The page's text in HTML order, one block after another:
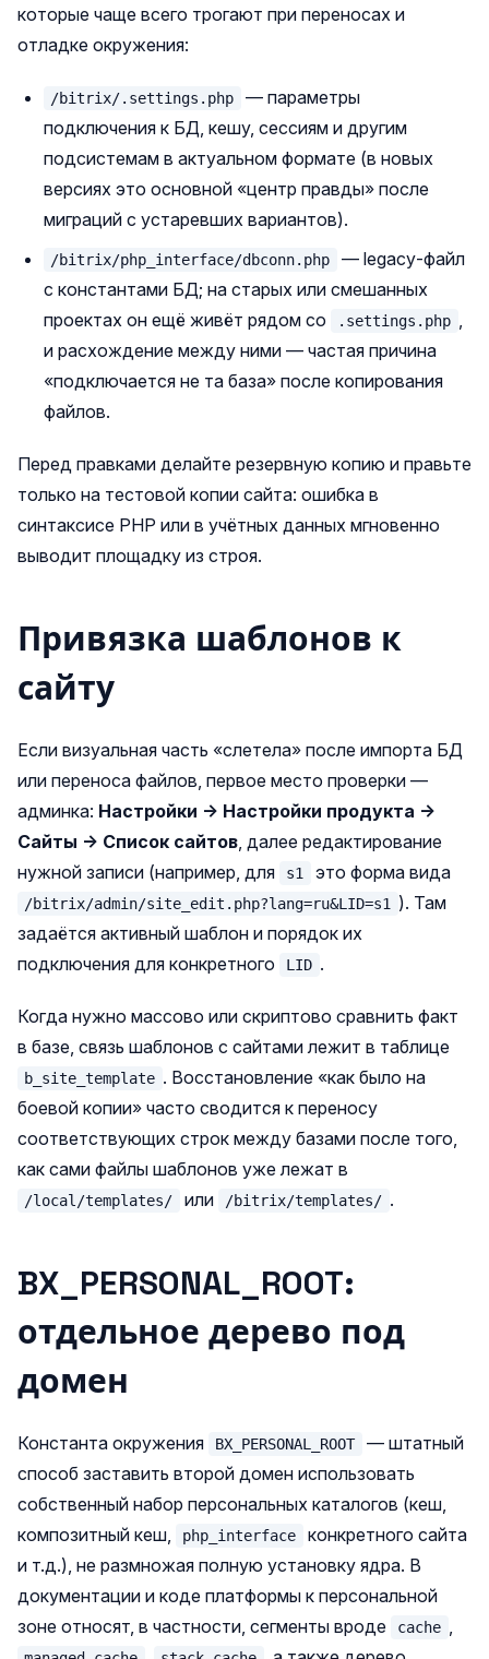
которые чаще всего трогают при переносах и
отладке окружения:
/bitrix/.settings.php
— параметры
подключения к БД, кешу, сессиям и другим
подсистемам в актуальном формате (в новых
версиях это основной «центр правды» после
миграций с устаревших вариантов).
/bitrix/php_interface/dbconn.php
— legacy‑файл
с константами БД; на старых или смешанных
проектах он ещё живёт рядом со
.settings.php ,
и расхождение между ними — частая причина
«подключается не та база» после копирования
файлов.
Перед правками делайте резервную копию и правьте
только на тестовой копии сайта: ошибка в
синтаксисе PHP или в учётных данных мгновенно
выводит площадку из строя.
Привязка шаблонов к
сайту
Если визуальная часть «слетела» после импорта БД
или переноса файлов, первое место проверки —
админка: Настройки → Настройки продукта →
Сайты → Список сайтов, далее редактирование
нужной записи (например, для
s1 это форма вида
/bitrix/admin/site_edit.php?lang=ru&LID=s1
). Там
задаётся активный шаблон и порядок их
подключения для конкретного
LID .
Когда нужно массово или скриптово сравнить факт
в базе, связь шаблонов с сайтами лежит в таблице
b_site_template . Восстановление «как было на
боевой копии» часто сводится к переносу
соответствующих строк между базами после того,
как сами файлы шаблонов уже лежат в
/local/templates/ или /bitrix/templates/ .
BX_PERSONAL_ROOT:
отдельное дерево под
домен
Константа окружения BX_PERSONAL_ROOT
— штатный
способ заставить второй домен использовать
собственный набор персональных каталогов (кеш,
композитный кеш,
php_interface
конкретного сайта
и т.д.), не размножая полную установку ядра. В
документации и коде платформы к персональной
зоне относят, в частности, сегменты вроде
cache ,